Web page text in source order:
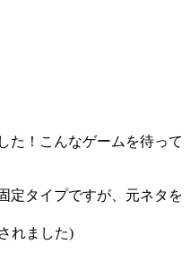
た！こんなゲームを待って
定タイプですが、元ネタを
れました)